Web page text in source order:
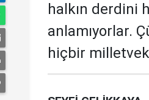
halkın derdini
anlamıyorlar.
hiçbir